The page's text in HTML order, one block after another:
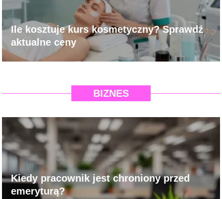
Ile kosztuje kurs kosmetyczny? Sprawdź
aktualne ceny
BIZNES
Kiedy pracownik jest chroniony przed
emeryturą?